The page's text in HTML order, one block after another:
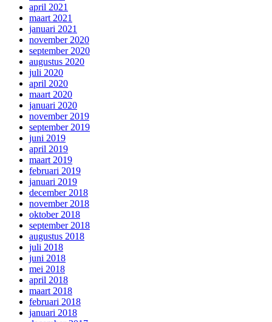
april 2021
maart 2021
januari 2021
november 2020
september 2020
augustus 2020
juli 2020
april 2020
maart 2020
januari 2020
november 2019
september 2019
juni 2019
april 2019
maart 2019
februari 2019
januari 2019
december 2018
november 2018
oktober 2018
september 2018
augustus 2018
juli 2018
juni 2018
mei 2018
april 2018
maart 2018
februari 2018
januari 2018